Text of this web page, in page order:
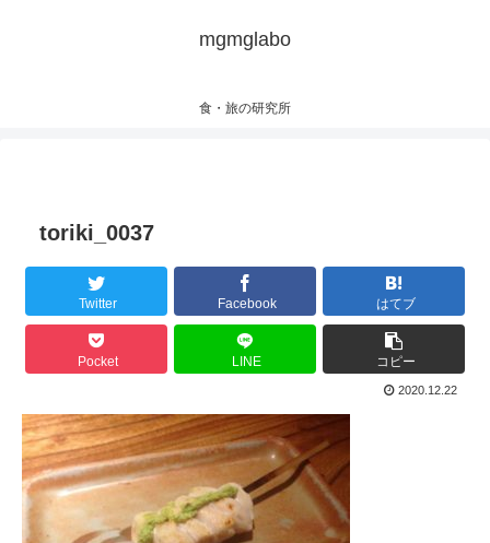
mgmglabo
食・旅の研究所
toriki_0037
Twitter Facebook はてブ
Pocket LINE コピー
2020.12.22